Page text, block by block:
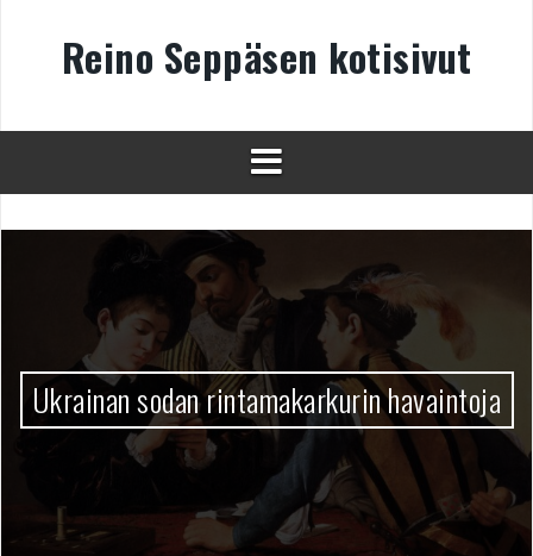
Reino Seppäsen kotisivut
Ukrainan sodan rintamakarkurin havaintoja